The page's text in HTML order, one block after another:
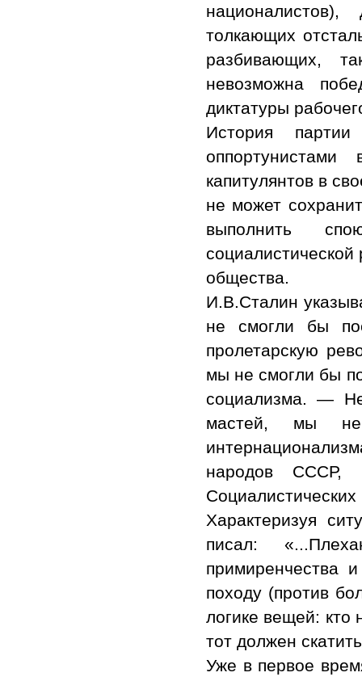
толкающих
разбивающих,
невозможна
диктатуры
История
капитулянтов в
не может
выполнить
социалистической
общества.
И.В.Сталин
не смогли бы
пролетарскую
мы не смогли бы
социализма. —
мастей, мы
народов СССР,
Социалистических
Характеризуя
писал:
примиренчества
походу (против
логике вещей: кто
тот должен
Уже в первое